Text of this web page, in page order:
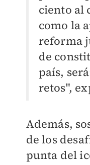
ciento al
como la
reforma
de
país,
retos",
Además,
de los
punta del